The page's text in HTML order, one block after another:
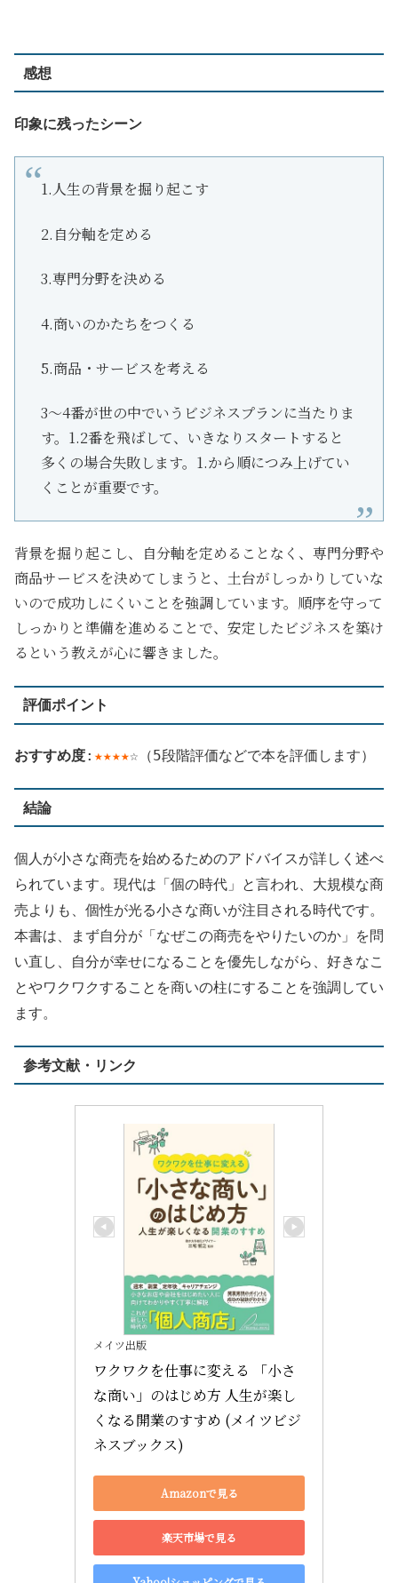
感想
印象に残ったシーン
1.人生の背景を掘り起こす
2.自分軸を定める
3.専門分野を決める
4.商いのかたちをつくる
5.商品・サービスを考える
3～4番が世の中でいうビジネスプランに当たりま
す。1.2番を飛ばして、いきなりスタートすると
多くの場合失敗します。1.から順につみ上げてい
くことが重要です。
背景を掘り起こし、自分軸を定めることなく、専門分野や
商品サービスを決めてしまうと、土台がしっかりしていな
いので成功しにくいことを強調しています。順序を守って
しっかりと準備を進めることで、安定したビジネスを築け
るという教えが心に響きました。
評価ポイント
おすすめ度: ★★★★☆（5段階評価などで本を評価します）
結論
個人が小さな商売を始めるためのアドバイスが詳しく述べ
られています。現代は「個の時代」と言われ、大規模な商
売よりも、個性が光る小さな商いが注目される時代です。
本書は、まず自分が「なぜこの商売をやりたいのか」を問
い直し、自分が幸せになることを優先しながら、好きなこ
とやワクワクすることを商いの柱にすることを強調してい
ます。
参考文献・リンク
メイツ出版
ワクワクを仕事に変える 「小さ
な商い」のはじめ方 人生が楽し
くなる開業のすすめ (メイツビジ
ネスブックス)
Amazonで見る
楽天市場で見る